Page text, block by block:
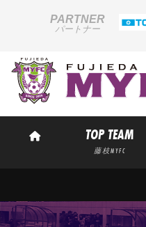
PARTNER
パートナー
TOP TEAM
藤枝MYFC